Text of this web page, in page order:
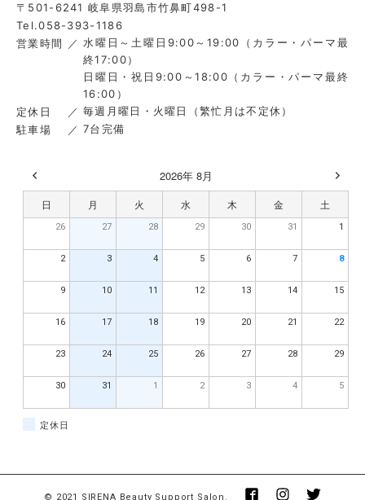
〒501-6241 岐阜県羽島市竹鼻町498-1
Tel.058-393-1186
営業時間
水曜日～土曜日9:00～19:00（カラー・パーマ最
終17:00）
日曜日・祝日9:00～18:00（カラー・パーマ最終
16:00）
定休日
毎週月曜日・火曜日（繁忙月は不定休）
駐車場
7台完備
2026年 8月
日 月 火 水 木 金 土
26 27 28 29 30 31 1
2 3 4 5 6 7 8
9 10 11 12 13 14 15
16 17 18 19 20 21 22
23 24 25 26 27 28 29
30 31 1 2 3 4 5
定休日
© 2021 SIRENA Beauty Support Salon.